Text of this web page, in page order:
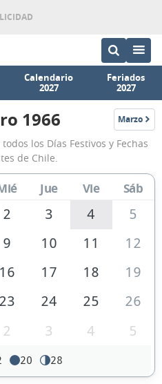
Calendario
2027
Feriados
2027
Calendario
Febrero
1966
de
Chile
1966 Marzo
1966
los Días Festivos y Fechas
de Chile.
Jue Vie Sáb
2 3 4
5
9 10 11
12
16 17 18
19
23 24 25
26
2 3 4 5
20 28